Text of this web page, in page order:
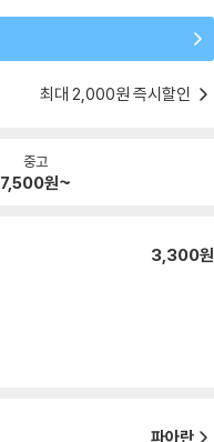
최대 2,000원 즉시할인
중고
7,500원~
3,300원
파아란